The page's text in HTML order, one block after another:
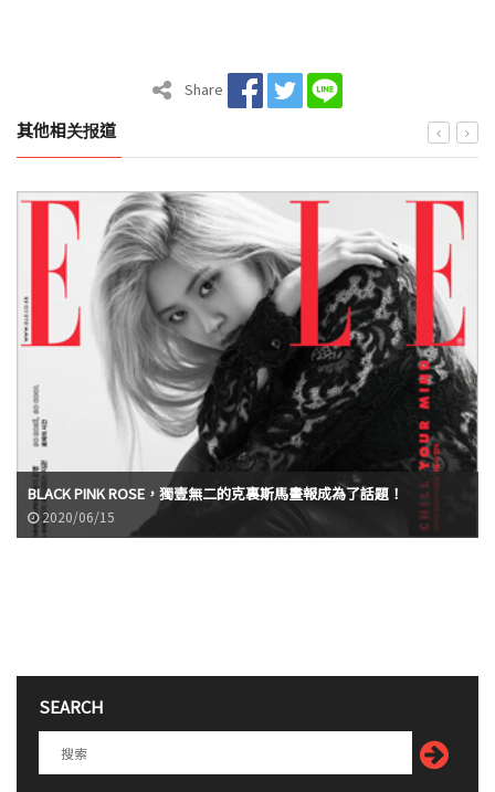
Share
其他相关报道
BLACK PINK ROSE，獨壹無二的克裏斯馬畫報成為了話題！
2020/06/15
SEARCH